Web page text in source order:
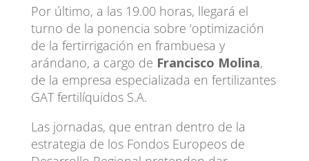
Por último, a las 19.00 horas, llegará el
turno de la ponencia sobre ‘optimización
de la fertirrigación en frambuesa y
arándano, a cargo de Francisco Molina,
de la empresa especializada en fertilizantes
GAT fertilíquidos S.A.
Las jornadas, que entran dentro de la
estrategia de los Fondos Europeos de